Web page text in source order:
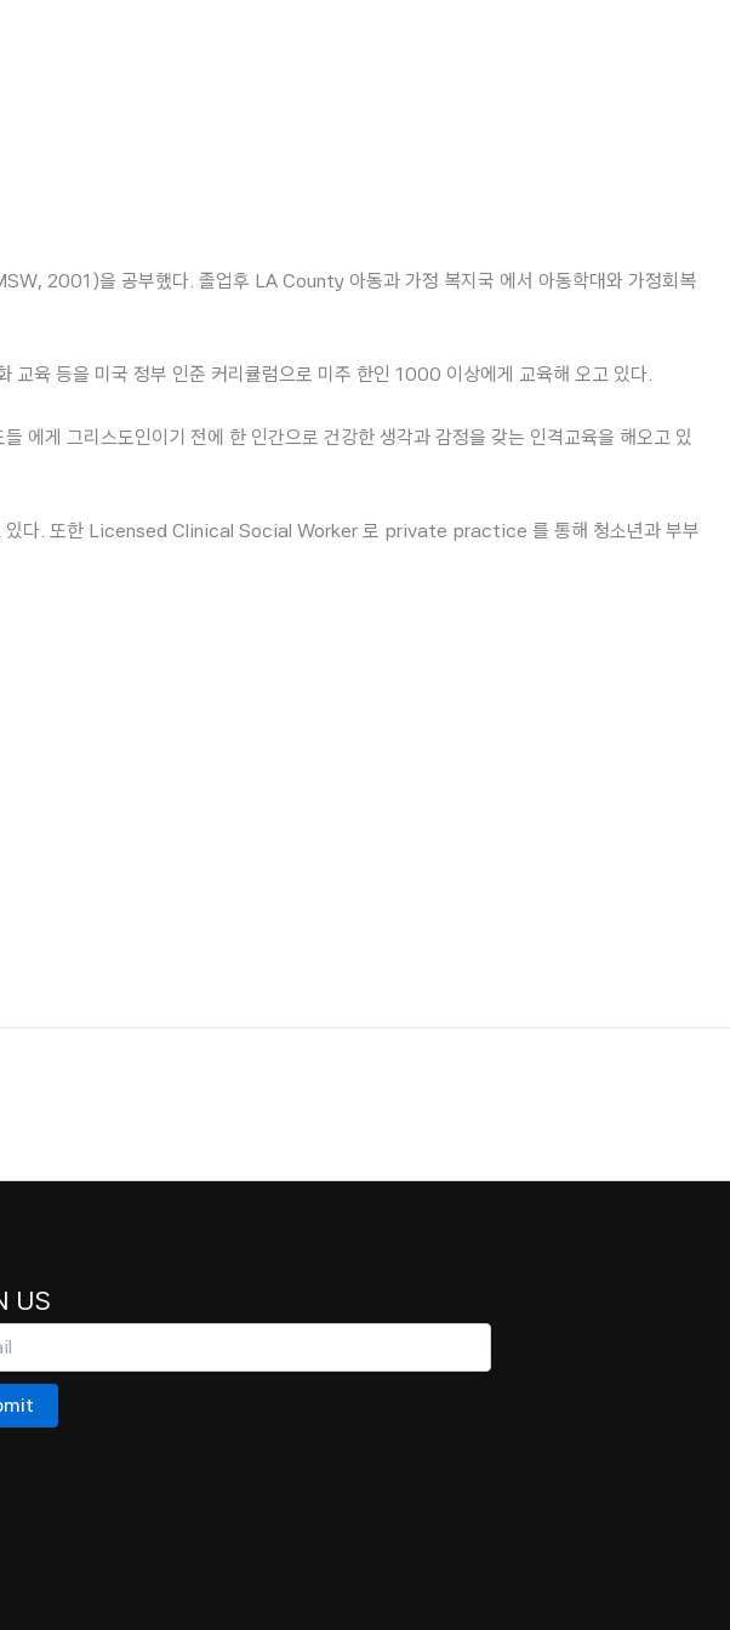
2001)을 공부했다. 졸업후 LA County 아동과 가정 복지국 에서 아동학대와 가정회복
육 등을 미국 정부 인준 커리큘럼으로 미주 한인 1000 이상에게 교육해 오고 있다.
에게 그리스도인이기 전에 한 인간으로 건강한 생각과 감정을 갖는 인격교육을 해오고 있
있다. 또한 Licensed Clinical Social Worker 로 private practice 를 통해 청소년과 부부
US